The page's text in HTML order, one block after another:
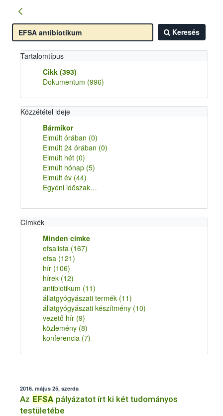
Keresés
Tartalomtípus
Cikk (393)
Dokumentum (996)
Közzététel ideje
Bármikor
Elmúlt órában (0)
Elmúlt 24 órában (0)
Elmúlt hét (0)
Elmúlt hónap (5)
Elmúlt év (44)
Egyéni időszak…
Címkék
Minden címke
efsalista (167)
efsa (121)
hír (106)
hírek (12)
antibiotikum (11)
állatgyógyászati termék (11)
állatgyógyászati készítmény (10)
vezető hír (9)
közlemény (8)
konferencia (7)
2016. május 25, szerda
Az EFSA pályázatot írt ki két tudományos
testületébe